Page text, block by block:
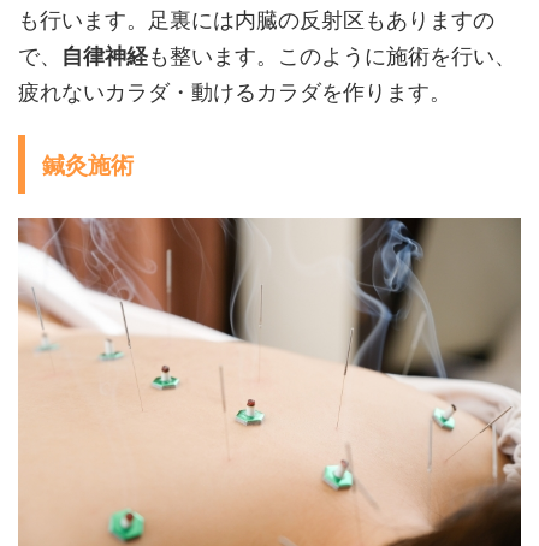
も行います。足裏には内臓の反射区もありますの
で、 自律神経も整います。このように施術を行い、
疲れないカラダ・動けるカラダを作ります。
鍼灸施術